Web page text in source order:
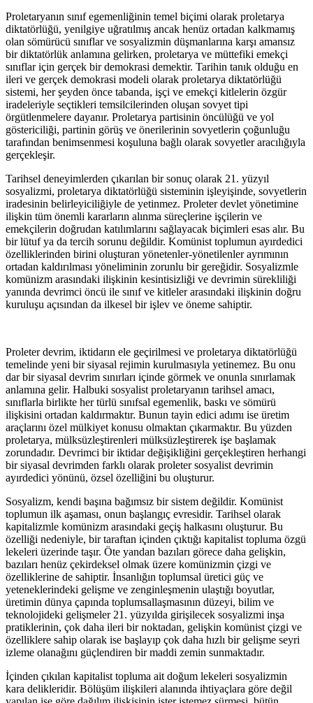
Proletaryanın sınıf egemenliğinin temel biçimi olarak proletarya
diktatörlüğü, yenilgiye uğratılmış ancak henüz ortadan kalkmamış
olan sömürücü sınıflar ve sosyalizmin düşmanlarına karşı amansız
bir diktatörlük anlamına gelirken, proletarya ve müttefiki emekçi
sınıflar için gerçek bir demokrasi demektir. Tarihin tanık olduğu en
ileri ve gerçek demokrasi modeli olarak proletarya diktatörlüğü
sistemi, her şeyden önce tabanda, işçi ve emekçi kitlelerin özgür
iradeleriyle seçtikleri temsilcilerinden oluşan sovyet tipi
örgütlenmelere dayanır. Proletarya partisinin öncülüğü ve yol
göstericiliği, partinin görüş ve önerilerinin sovyetlerin çoğunluğu
tarafından benimsenmesi koşuluna bağlı olarak sovyetler aracılığıyla
gerçekleşir.
Tarihsel deneyimlerden çıkarılan bir sonuç olarak 21. yüzyıl
sosyalizmi, proletarya diktatörlüğü sisteminin işleyişinde, sovyetlerin
iradesinin belirleyiciliğiyle de yetinmez. Proleter devlet yönetimine
ilişkin tüm önemli kararların alınma süreçlerine işçilerin ve
emekçilerin doğrudan katılımlarını sağlayacak biçimleri esas alır. Bu
bir lütuf ya da tercih sorunu değildir. Komünist toplumun ayırdedici
özelliklerinden birini oluşturan yönetenler-yönetilenler ayrımının
ortadan kaldırılması yöneliminin zorunlu bir gereğidir. Sosyalizmle
komünizm arasındaki ilişkinin kesintisizliği ve devrimin sürekliliği
yanında devrimci öncü ile sınıf ve kitleler arasındaki ilişkinin doğru
kuruluşu açısından da ilkesel bir işlev ve öneme sahiptir.
Proleter devrim, iktidarın ele geçirilmesi ve proletarya diktatörlüğü
temelinde yeni bir siyasal rejimin kurulmasıyla yetinemez. Bu onu
dar bir siyasal devrim sınırları içinde görmek ve onunla sınırlamak
anlamına gelir. Halbuki sosyalist proletaryanın tarihsel amacı,
sınıflarla birlikte her türlü sınıfsal egemenlik, baskı ve sömürü
ilişkisini ortadan kaldırmaktır. Bunun tayin edici adımı ise üretim
araçlarını özel mülkiyet konusu olmaktan çıkarmaktır. Bu yüzden
proletarya, mülksüzleştirenleri mülksüzleştirerek işe başlamak
zorundadır. Devrimci bir iktidar değişikliğini gerçekleştiren herhangi
bir siyasal devrimden farklı olarak proleter sosyalist devrimin
ayırdedici yönünü, özsel özelliğini bu oluşturur.
Sosyalizm, kendi başına bağımsız bir sistem değildir. Komünist
toplumun ilk aşaması, onun başlangıç evresidir. Tarihsel olarak
kapitalizmle komünizm arasındaki geçiş halkasını oluşturur. Bu
özelliği nedeniyle, bir taraftan içinden çıktığı kapitalist topluma özgü
lekeleri üzerinde taşır. Öte yandan bazıları görece daha gelişkin,
bazıları henüz çekirdeksel olmak üzere komünizmin çizgi ve
özelliklerine de sahiptir. İnsanlığın toplumsal üretici güç ve
yeteneklerindeki gelişme ve zenginleşmenin ulaştığı boyutlar,
üretimin dünya çapında toplumsallaşmasının düzeyi, bilim ve
teknolojideki gelişmeler 21. yüzyılda girişilecek sosyalizmi inşa
pratiklerinin, çok daha ileri bir noktadan, gelişkin komünist çizgi ve
özelliklere sahip olarak ise başlayıp çok daha hızlı bir gelişme seyri
izleme olanağını güçlendiren bir maddi zemin sunmaktadır.
İçinden çıkılan kapitalist topluma ait doğum lekeleri sosyalizmin
kara delikleridir. Bölüşüm ilişkileri alanında ihtiyaçlara göre değil